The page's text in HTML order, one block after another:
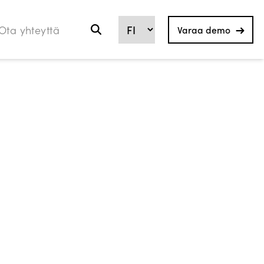
yhteyttä Varaa demo